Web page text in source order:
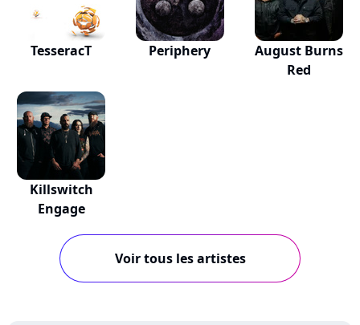
TesseracT Periphery
August Burns
Red
Killswitch
Engage
Voir tous les artistes